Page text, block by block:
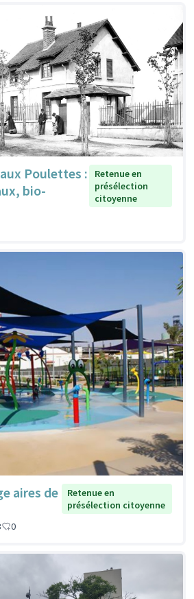
Poulettes :
bio-
Retenue en
présélection
citoyenne
aires de
Retenue en
présélection citoyenne
0